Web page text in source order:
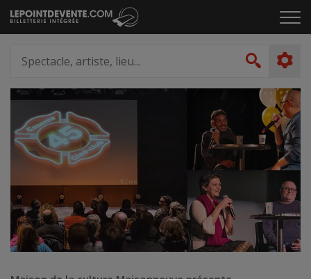
Passer
au
le
artiste,
lieu...